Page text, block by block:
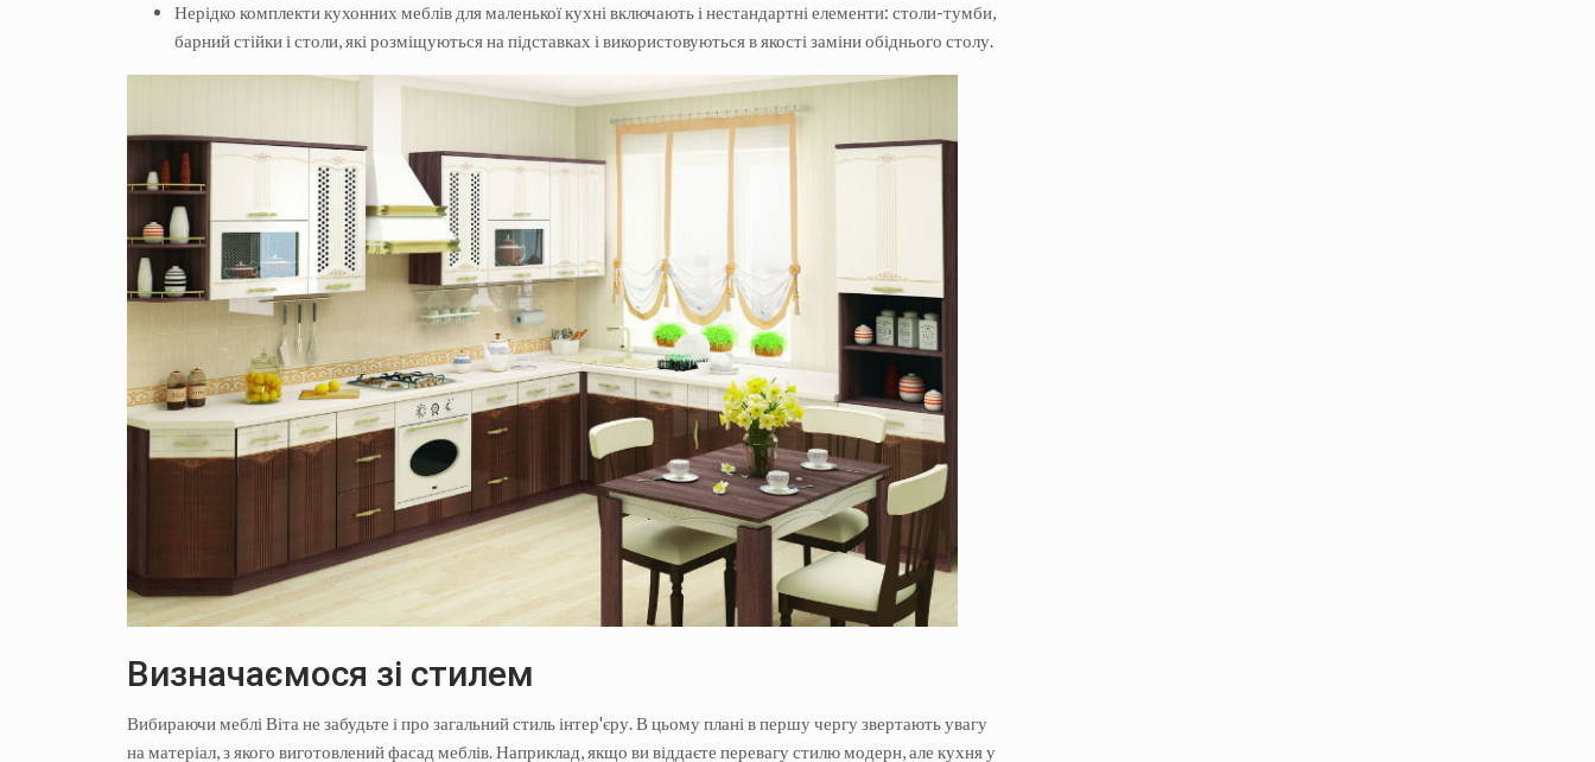
Нерідко комплекти кухонних меблів для маленької кухні включають і нестандартні елементи: столи-тумби,
барний стійки і столи, які розміщуються на підставках і використовуються в якості заміни обіднього столу.
Визначаємося зі стилем
Вибираючи меблі Віта не забудьте і про загальний стиль інтер'єру. В цьому плані в першу чергу звертають увагу
на матеріал, з якого виготовлений фасад меблів. Наприклад, якщо ви віддаєте перевагу стилю модерн, але кухня у